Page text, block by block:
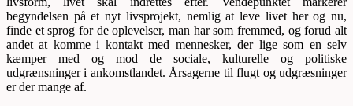
begyndelsen på et nyt livsprojekt, nemlig at leve livet her og nu,
finde et sprog for de oplevelser, man har som fremmed, og forud alt
andet at komme i kontakt med mennesker, der lige som en selv
kæmper med og mod de sociale, kulturelle og politiske
udgrænsninger i ankomstlandet. Årsagerne til flugt og udgræsninger
er der mange af.